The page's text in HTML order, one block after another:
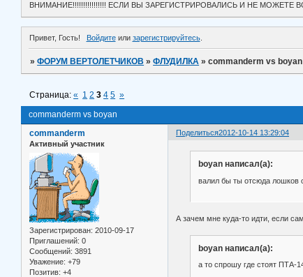
ВНИМАНИЕ!!!!!!!!!!!!!!!! ЕСЛИ ВЫ ЗАРЕГИСТРИРОВАЛИСЬ И НЕ МОЖЕТЕ
Привет, Гость! Войдитеили зарегистрируйтесь.
»ФОРУМ ВЕРТОЛЕТЧИКОВ »ФЛУДИЛКА »commanderm vs boyan
commanderm vs boyan
Страница:« 1 2 3 4 5 »
Поделиться2012-10-14 13:29:04
commanderm
Активный участник
Зарегистрирован: 2010-09-17
Приглашений: 0
Сообщений: 3891
Уважение: +79
Позитив: +4
boyan написал(а):
валил бы ты отсюда лошков
А зачем мне куда-то идти, если
boyan написал(а):
а то спрошу где стоят ПТА-